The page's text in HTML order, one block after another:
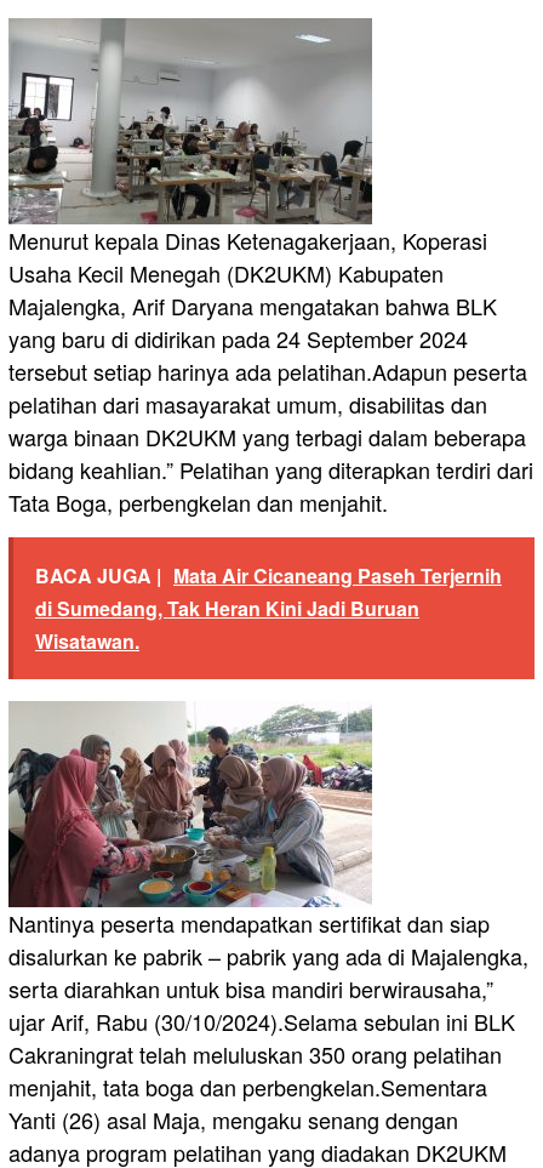
Menurut kepala Dinas Ketenagakerjaan, Koperasi
Usaha Kecil Menegah (DK2UKM) Kabupaten
Majalengka, Arif Daryana mengatakan bahwa BLK
yang baru di didirikan pada 24 September 2024
tersebut setiap harinya ada pelatihan.Adapun peserta
pelatihan dari masayarakat umum, disabilitas dan
warga binaan DK2UKM yang terbagi dalam beberapa
bidang keahlian.” Pelatihan yang diterapkan terdiri dari
Tata Boga, perbengkelan dan menjahit.
BACA JUGA | Mata Air Cicaneang Paseh Terjernih
di Sumedang, Tak Heran Kini Jadi Buruan
Wisatawan.
Nantinya peserta mendapatkan sertifikat dan siap
disalurkan ke pabrik – pabrik yang ada di Majalengka,
serta diarahkan untuk bisa mandiri berwirausaha,”
ujar Arif, Rabu (30/10/2024).Selama sebulan ini BLK
Cakraningrat telah meluluskan 350 orang pelatihan
menjahit, tata boga dan perbengkelan.Sementara
Yanti (26) asal Maja, mengaku senang dengan
adanya program pelatihan yang diadakan DK2UKM